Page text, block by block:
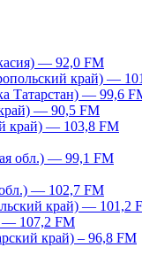
— 92,0 FM
край) —
Татарстан) — 99,6
— 90,5 FM
край) — 103,8 FM
обл.) — 99,1 FM
— 102,7 FM
край) — 101,2
— 107,2 FM
край) – 96,8 FM